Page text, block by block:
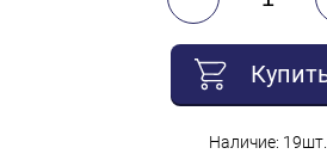
Наличие: 19шт.